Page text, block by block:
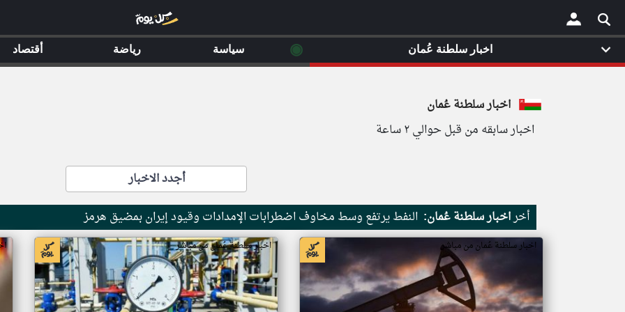
×
اخبار سلطنة عُمان
اخبار سابقه من قبل حوالي ٢ ساعة
أجدد الاخبار
أخراخبار سلطنة عُمان: النفط يرتفع وسط مخاوف اضطرابات الإمدادات وقيود إيران بمضيق هرمز
اخبار سلطنة عُمان من مباشر اخبار سلطنة عُمان من مباشر
اخبار سلطنة عُمان ◉ سياسة رياضة أقتصاد